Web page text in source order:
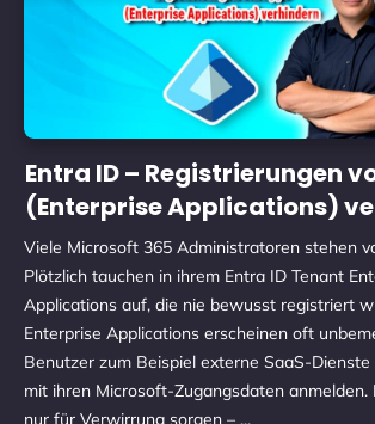
Entra ID – Registrierungen
(Enter­prise Applications)
Viele Microsoft 365 Administratoren stehen
Plötzlich tauchen in ihrem Entra ID Tenant
Applications auf, die nie bewusst registriert
Enter­prise Applications erscheinen oft
Benutzer zum Beispiel externe SaaS-
mit ihren Microsoft-Zugangsdaten anmelden.
nur für Verwirrung sorgen – ...